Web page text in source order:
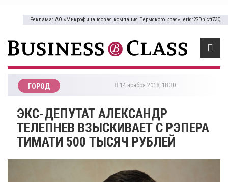
Реклама: АО «Микрофинансовая компания Пермского края», erid:2SDnjcfi73Q
ГОРОД 14 ноября 2018, 18:30
ЭКС-ДЕПУТАТ АЛЕКСАНДР
ТЕЛЕПНЕВ ВЗЫСКИВАЕТ С РЭПЕРА
ТИМАТИ 500 ТЫСЯЧ РУБЛЕЙ